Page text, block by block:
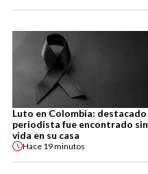
Luto en Colombia: destacado
periodista fue encontrado sin
vida en su casa
Hace 19 minutos